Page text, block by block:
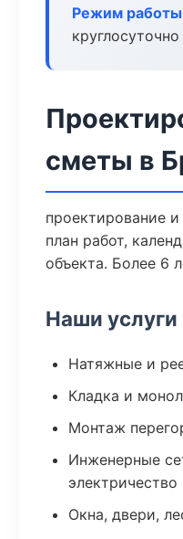
Режим
круглосуточно
сметы в
проектирование
план работ,
объекта. Более 6
Наши услуги
Натяжные и
Кладка и
Монтаж
Инженерные
электричество
Окна, двери,